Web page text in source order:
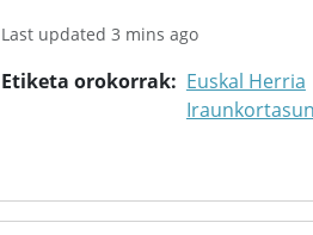
Last updated 3 mins ago
Etiketa orokorrak
Euskal Herria